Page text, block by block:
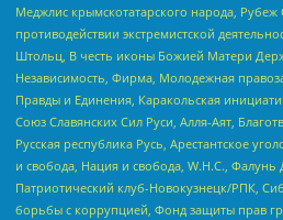
Меджлис крымскотатарского народа,
противодействии экстремистской
Штольц, В честь иконы Божией Матери
Независимость, Фирма, Молодежная
Правды и Единения, Каракольская
Союз Славянских Сил Руси, Алля-Аят,
Русская республика Русь, Арестантское
и свобода, Нация и свобода, W.H.С.,
Патриотический клуб-Новокузнецк/РПК,
борьбы с коррупцией, Фонд защиты прав